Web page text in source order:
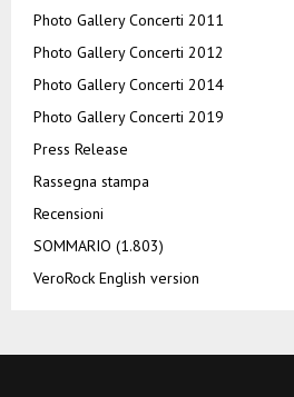
Photo Gallery Concerti 2011
Photo Gallery Concerti 2012
Photo Gallery Concerti 2014
Photo Gallery Concerti 2019
Press Release
Rassegna stampa
Recensioni
SOMMARIO (1.803)
VeroRock English version